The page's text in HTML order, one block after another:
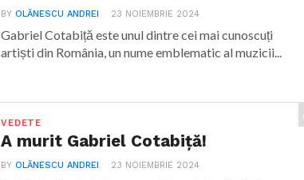
BYOLĂNESCU ANDREI 23 NOIEMBRIE 2024
Gabriel Cotabiță este unul dintre cei mai cunoscuți
artiști din România, un nume emblematic al muzicii...
VEDETE
A murit Gabriel Cotabiță!
BYOLĂNESCU ANDREI 23 NOIEMBRIE 2024